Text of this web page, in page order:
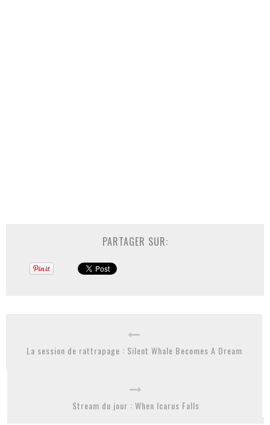
PARTAGER SUR:
La session de rattrapage : Silent Whale Becomes A Dream
Stream du jour : When Icarus Falls